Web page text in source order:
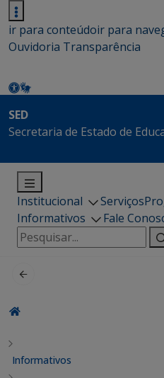
ir para conteúdoir para
Ouvidoria Transparência
SED
Secretaria de Estado de
Institucional Serviços
Informativos
Fale
Pesquisar
por:
Informativos